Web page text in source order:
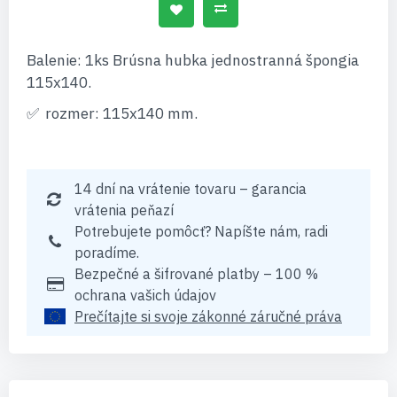
Balenie: 1ks Brúsna hubka jednostranná špongia
115x140.
rozmer: 115x140 mm.
14 dní na vrátenie tovaru – garancia
vrátenia peňazí
Potrebujete pomôcť? Napíšte nám, radi
poradíme.
Bezpečné a šifrované platby – 100 %
ochrana vašich údajov
Prečítajte si svoje zákonné záručné práva